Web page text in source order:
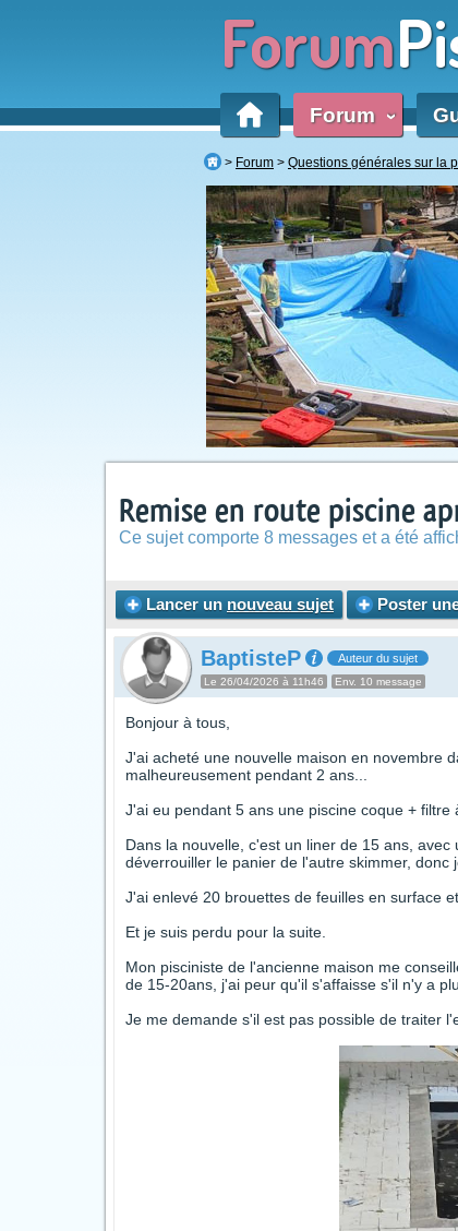
Forum
Forum ‹
Forum Questions générales sur la
Remise en route piscine
Ce sujet comporte 8 messages et a été
Lancer un nouveau sujet Poster
BaptisteP Auteur du sujet
Le 26/04/2026 à 11h46 Env. 10 message
Bonjour à tous,
J'ai acheté une nouvelle maison en novembre
malheureusement pendant 2 ans...
J'ai eu pendant 5 ans une piscine coque +
Dans la nouvelle, c'est un liner de 15 ans,
déverrouiller le panier de l'autre skimmer,
J'ai enlevé 20 brouettes de feuilles en surface
Et je suis perdu pour la suite.
Mon pisciniste de l'ancienne maison me
de 15-20ans, j'ai peur qu'il s'affaisse s'il n'y a
Je me demande s'il est pas possible de traiter